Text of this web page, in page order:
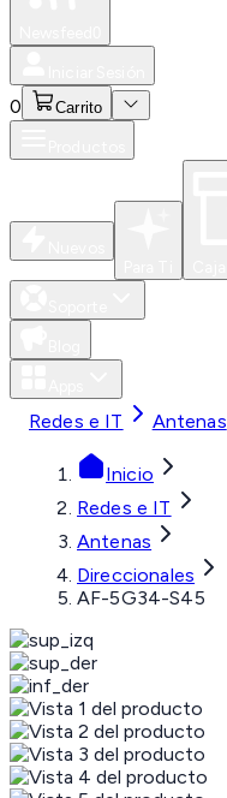
0 Carrito
Redes e IT Antenas
Inicio
Redes e IT
Antenas
Direccionales
AF-5G34-S45